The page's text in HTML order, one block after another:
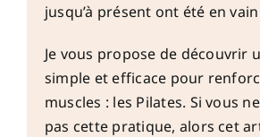
jusqu’à présent ont été en vain
Je vous propose de découvrir
simple et efficace pour
muscles : les Pilates. Si vous
pas cette pratique, alors cet